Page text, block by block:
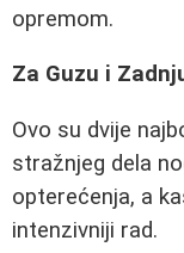
opremom.
Za Guzu i
Ovo su dvije
stražnjeg dela
opterećenja, a
intenzivniji rad.